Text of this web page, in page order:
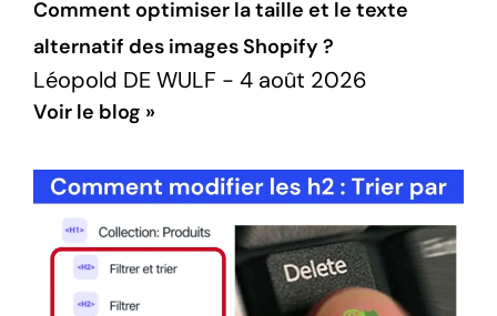
Comment optimiser la taille et le texte
alternatif des images Shopify ?
Léopold DE WULF 4 août 2026
Voir le blog »